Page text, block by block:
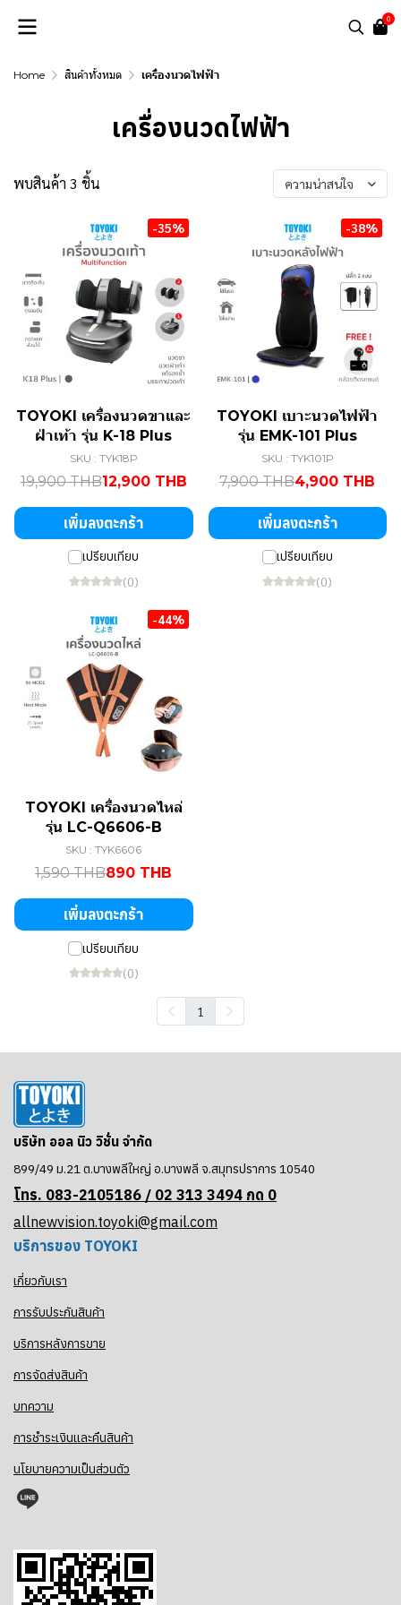
0
Home สินค้าทั้งหมด เครื่องนวดไฟฟ้า
เครื่องนวดไฟฟ้า
พบสินค้า 3 ชิ้น ความน่าสนใจ
-35%
TOYOKI เครื่องนวดขาและ
ฝ่าเท้า รุ่น K-18 Plus
SKU : TYK18P
19,900 THB12,900 THB
เพิ่มลงตะกร้า
เปรียบเทียบ
(0)
-38%
TOYOKI เบาะนวดไฟฟ้า
รุ่น EMK-101 Plus
SKU : TYK101P
7,900 THB4,900 THB
เพิ่มลงตะกร้า
เปรียบเทียบ
(0)
-44%
TOYOKI เครื่องนวดไหล่
รุ่น LC-Q6606-B
SKU : TYK6606
1,590 THB890 THB
เพิ่มลงตะกร้า
เปรียบเทียบ
(0)
1
บริษัท ออล นิว วิชั่น จำกัด
899/49 ม.21 ต.บางพลีใหญ่ อ.บางพลี จ.สมุทรปราการ 10540
โทร. 083-2105186 / 02 313 3494 กด 0
allnewvision.toyoki@gmail.com
บริการของ TOYOKI
เกี่ยวกับเรา
การรับประกันสินค้า
บริการหลังการขาย
การจัดส่งสินค้า
บทความ
การชำระเงินและคืนสินค้า
นโยบายความเป็นส่วนตัว